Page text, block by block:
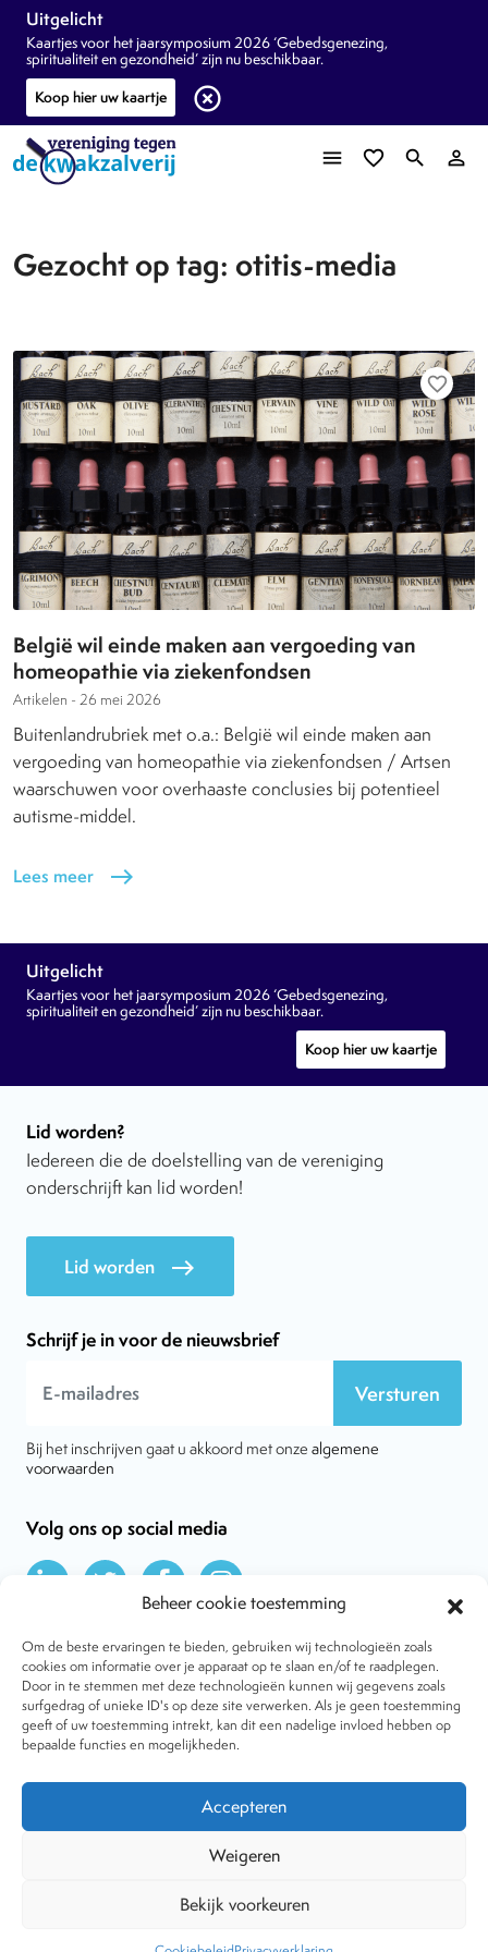
Beheer cookie toestemming
Om de beste ervaringen te bieden, gebruiken wij technologieën zoals
cookies om informatie over je apparaat op te slaan en/of te raadplegen.
Door in te stemmen met deze technologieën kunnen wij gegevens zoals
surfgedrag of unieke ID's op deze site verwerken. Als je geen toestemming
geeft of uw toestemming intrekt, kan dit een nadelige invloed hebben op
bepaalde functies en mogelijkheden.
Accepteren
Weigeren
Bekijk voorkeuren
Uitgelicht
Kaartjes voor het jaarsymposium 2026 ‘Gebedsgenezing,
spiritualiteit en gezondheid’ zijn nu beschikbaar.
Koop hier uw kaartje
highlight_off
menu favorite_border search person_outline
Gezocht op tag: otitis-media
favorite_border
België wil einde maken aan vergoeding van
homeopathie via ziekenfondsen
Artikelen - 26 mei 2026
Buitenlandrubriek met o.a.: België wil einde maken aan
vergoeding van homeopathie via ziekenfondsen / Artsen
waarschuwen voor overhaaste conclusies bij potentieel
autisme-middel.
Lees meer east
Uitgelicht
Kaartjes voor het jaarsymposium 2026 ‘Gebedsgenezing,
spiritualiteit en gezondheid’ zijn nu beschikbaar.
Koop hier uw kaartje
Lid worden?
Iedereen die de doelstelling van de vereniging
onderschrijft kan lid worden!
Lid worden east
Schrijf je in voor de nieuwsbrief
Versturen
Bij het inschrijven gaat u akkoord met onze algemene
voorwaarden
Volg ons op social media
Over VtdK
Contact
Nieuws
Behandelwijzen
Dossiers
Tijdschrift
Copyright © 2001-2026 Vereniging tegen de Kwakzalverij. Alle